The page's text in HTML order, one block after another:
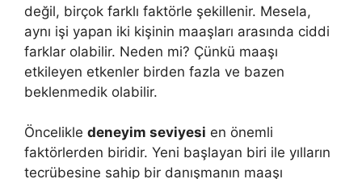
değil, birçok farklı faktörle şekillenir. Mesela,
aynı işi yapan iki kişinin maaşları arasında ciddi
farklar olabilir. Neden mi? Çünkü maaşı
etkileyen etkenler birden fazla ve bazen
beklenmedik olabilir.
Öncelikle deneyim seviyesi en önemli
faktörlerden biridir. Yeni başlayan biri ile yılların
tecrübesine sahip bir danışmanın maaşı